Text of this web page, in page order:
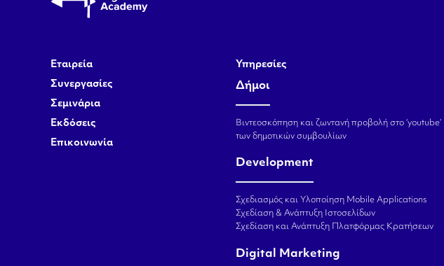
Εταιρεία
Συνεργασίες
Σεμινάρια
Εκδόσεις
Επικοινωνία
Υπηρεσίες
Δήμοι
Βιντεοσκόπηση και ζωντανή προβολή στο ‘youtube’
των δημοτικών συμβουλίων
Development
Σχεδιασμός και Υλοποίηση Mobile Applications
Σχεδίαση & Ανάπτυξη Ιστοσελίδων
Σχεδίαση και Ανάπτυξη Πλατφόρμας Κρατήσεων
Digital Marketing